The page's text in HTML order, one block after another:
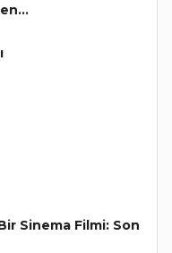
Sinema Filmi: Son